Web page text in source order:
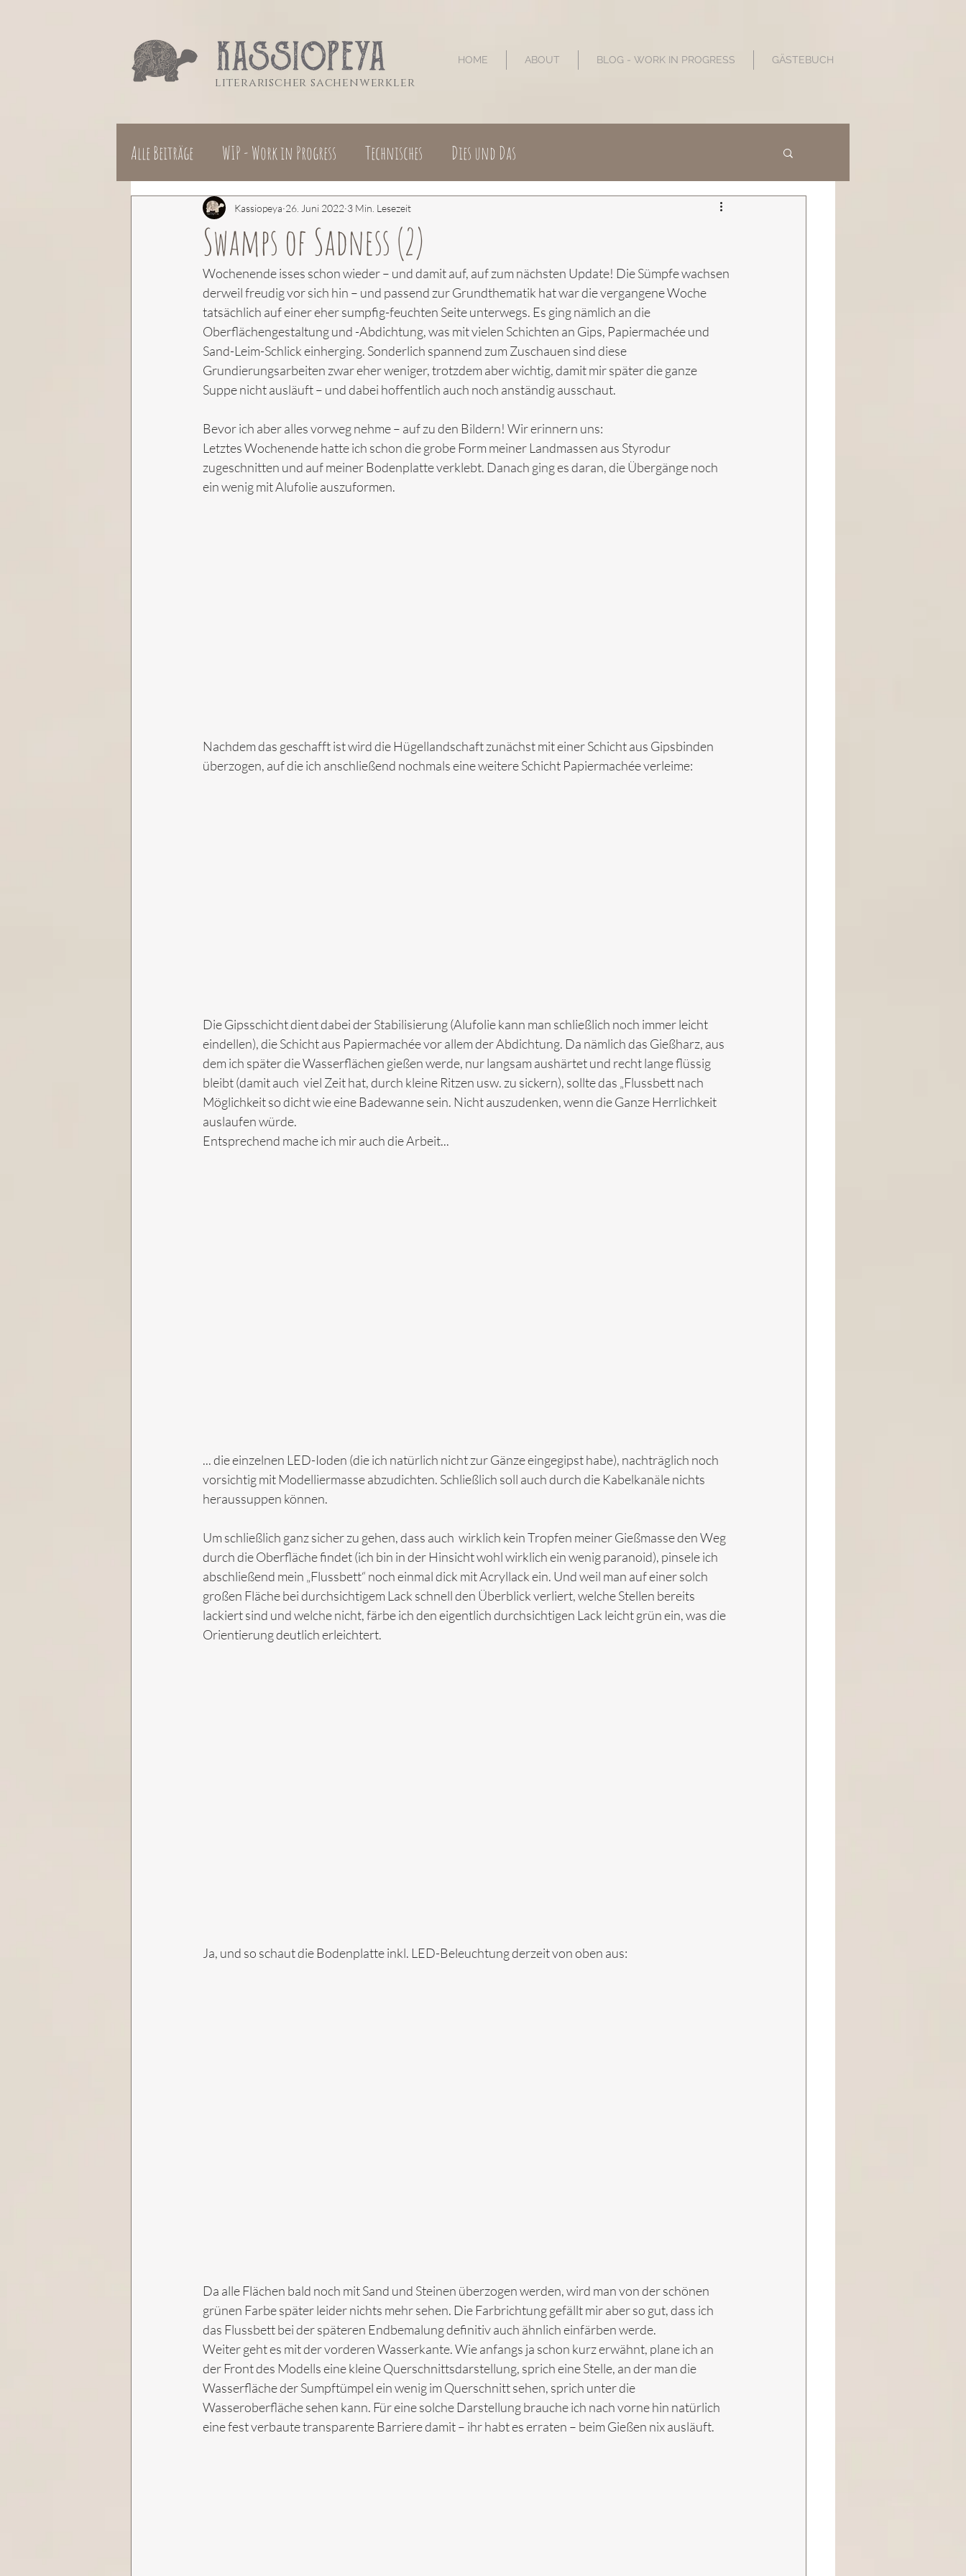
HOME ABOUT BLOG - WORK IN PROGRESS GÄSTEBUCH
literarischer sachenwerkler
Alle Beiträge WIP - Work in Progress Technisches Dies und Das
Swamps of Sadness (2)
Kassiopeya 26. Juni 2022 3 Min. Lesezeit
Wochenende isses schon wieder – und damit auf, auf zum nächsten Update! Die Sümpfe wachsen
derweil freudig vor sich hin – und passend zur Grundthematik hat war die vergangene Woche
tatsächlich auf einer eher sumpfig-feuchten Seite unterwegs. Es ging nämlich an die
Oberflächengestaltung und -Abdichtung, was mit vielen Schichten an Gips, Papiermachée und
Sand-Leim-Schlick einherging. Sonderlich spannend zum Zuschauen sind diese
Grundierungsarbeiten zwar eher weniger, trotzdem aber wichtig, damit mir später die ganze
Suppe nicht ausläuft – und dabei hoffentlich auch noch anständig ausschaut.
Bevor ich aber alles vorweg nehme – auf zu den Bildern! Wir erinnern uns:
Letztes Wochenende hatte ich schon die grobe Form meiner Landmassen aus Styrodur
zugeschnitten und auf meiner Bodenplatte verklebt. Danach ging es daran, die Übergänge noch
ein wenig mit Alufolie auszuformen.
Nachdem das geschafft ist wird die Hügellandschaft zunächst mit einer Schicht aus Gipsbinden
überzogen, auf die ich anschließend nochmals eine weitere Schicht Papiermachée verleime:
Die Gipsschicht dient dabei der Stabilisierung (Alufolie kann man schließlich noch immer leicht
eindellen), die Schicht aus Papiermachée vor allem der Abdichtung. Da nämlich das Gießharz, aus
dem ich später die Wasserflächen gießen werde, nur langsam aushärtet und recht lange flüssig
bleibt (damit auch  viel Zeit hat, durch kleine Ritzen usw. zu sickern), sollte das „Flussbett nach
Möglichkeit so dicht wie eine Badewanne sein. Nicht auszudenken, wenn die Ganze Herrlichkeit
auslaufen würde.
Entsprechend mache ich mir auch die Arbeit...
... die einzelnen LED-Ioden (die ich natürlich nicht zur Gänze eingegipst habe), nachträglich noch
vorsichtig mit Modelliermasse abzudichten. Schließlich soll auch durch die Kabelkanäle nichts
heraussuppen können.
Um schließlich ganz sicher zu gehen, dass auch  wirklich kein Tropfen meiner Gießmasse den Weg
durch die Oberfläche findet (ich bin in der Hinsicht wohl wirklich ein wenig paranoid), pinsele ich
abschließend mein „Flussbett“ noch einmal dick mit Acryllack ein. Und weil man auf einer solch
großen Fläche bei durchsichtigem Lack schnell den Überblick verliert, welche Stellen bereits
lackiert sind und welche nicht, färbe ich den eigentlich durchsichtigen Lack leicht grün ein, was die
Orientierung deutlich erleichtert.
Ja, und so schaut die Bodenplatte inkl. LED-Beleuchtung derzeit von oben aus:
Da alle Flächen bald noch mit Sand und Steinen überzogen werden, wird man von der schönen
grünen Farbe später leider nichts mehr sehen. Die Farbrichtung gefällt mir aber so gut, dass ich
das Flussbett bei der späteren Endbemalung definitiv auch ähnlich einfärben werde.
Weiter geht es mit der vorderen Wasserkante. Wie anfangs ja schon kurz erwähnt, plane ich an
der Front des Modells eine kleine Querschnittsdarstellung, sprich eine Stelle, an der man die
Wasserfläche der Sumpftümpel ein wenig im Querschnitt sehen, sprich unter die
Wasseroberfläche sehen kann. Für eine solche Darstellung brauche ich nach vorne hin natürlich
eine fest verbaute transparente Barriere damit – ihr habt es erraten – beim Gießen nix ausläuft.